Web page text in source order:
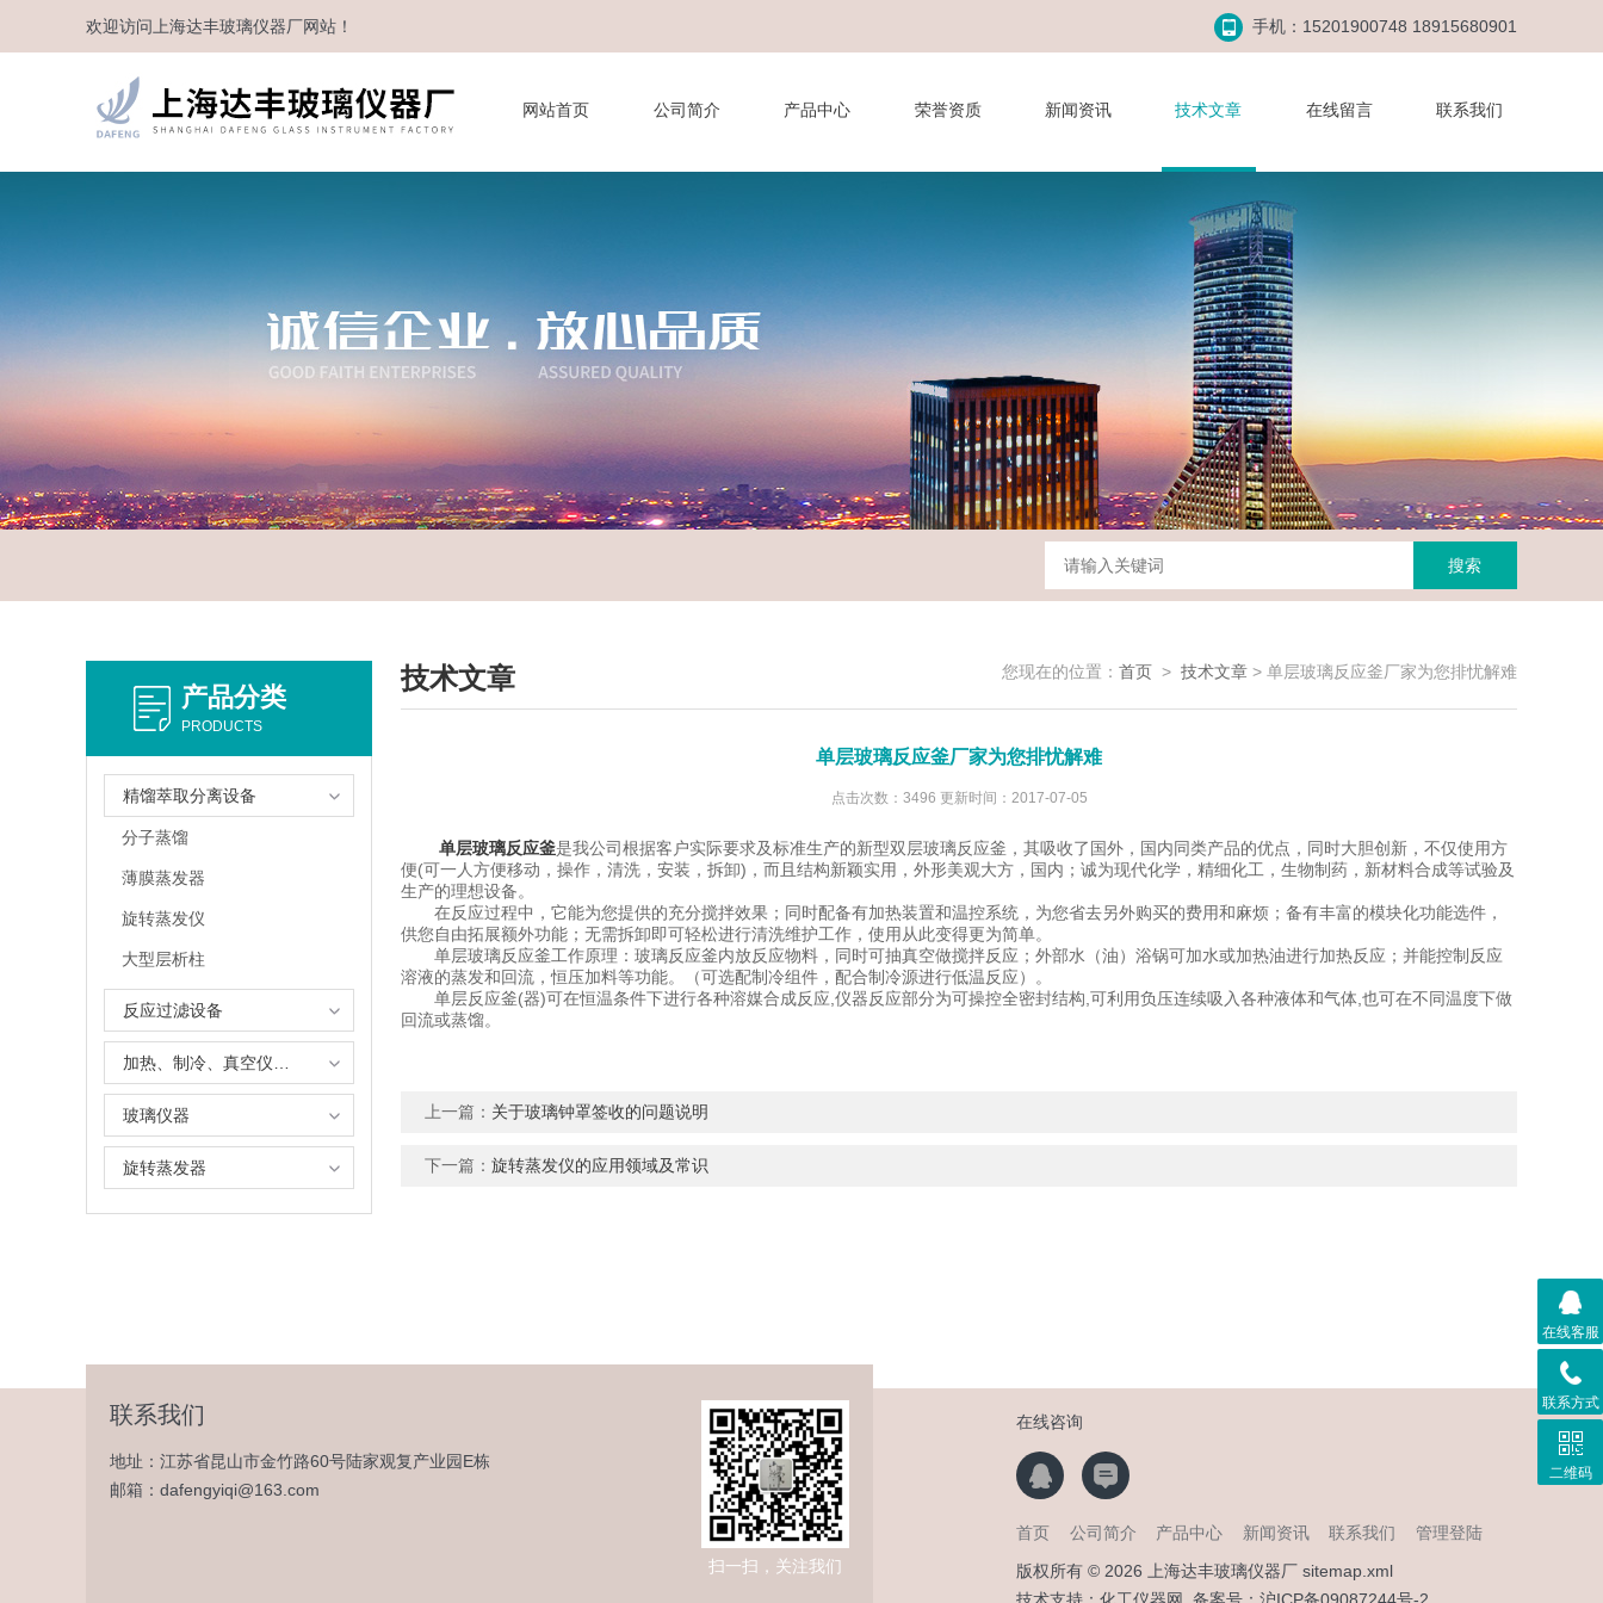
欢迎访问 上海达丰玻璃仪器厂网站！ 手机：15201900748 18915680901
网站首页 公司简介 产品中心 荣誉资质 新闻资讯 技术文章 在线留言 联系我们
产品分类
PRODUCTS
精馏萃取分离设备
分子蒸馏
薄膜蒸发器
旋转蒸发仪
大型层析柱
反应过滤设备
玻璃仪器
旋转蒸发器
技术文章 您现在的位置： 首页 > 技术文章 > 单层玻璃反应釜厂家为您排忧解难
单层玻璃反应釜厂家为您排忧解难
点击次数：3496 更新时间：2017-07-05
单层玻璃反应釜是我公司根据客户实际要求及标准生产的新型双层玻璃反应釜，其吸收了国外，国内同类产品的优点，同时大胆创新，不仅使用方
便(可一人方便移动，操作，清洗，安装，拆卸)，而且结构新颖实用，外形美观大方，国内；诚为现代化学，精细化工，生物制药，新材料合成等试验及
生产的理想设备。
在反应过程中，它能为您提供的充分搅拌效果；同时配备有加热装置和温控系统，为您省去另外购买的费用和麻烦；备有丰富的模块化功能选件，
供您自由拓展额外功能；无需拆卸即可轻松进行清洗维护工作，使用从此变得更为简单。
单层玻璃反应釜工作原理：玻璃反应釜内放反应物料，同时可抽真空做搅拌反应；外部水（油）浴锅可加水或加热油进行加热反应；并能控制反应
溶液的蒸发和回流，恒压加料等功能。（可选配制冷组件，配合制冷源进行低温反应）。
单层反应釜(器)可在恒温条件下进行各种溶媒合成反应,仪器反应部分为可操控全密封结构,可利用负压连续吸入各种液体和气体,也可在不同温度下做
回流或蒸馏。
上一篇： 关于玻璃钟罩签收的问题说明
下一篇： 旋转蒸发仪的应用领域及常识
联系我们
地址：江苏省昆山市金竹路60号陆家观复产业园E栋
邮箱：dafengyiqi@163.com
扫一扫，关注我们
在线咨询
首页 公司简介 产品中心 新闻资讯 联系我们
管理登陆
版权所有 © 2026 上海达丰玻璃仪器厂 sitemap.xml
在线客服
联系方式
二维码